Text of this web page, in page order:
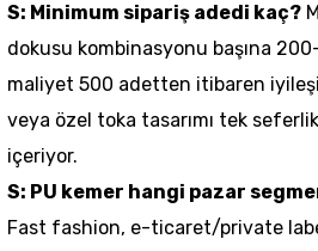
S: Minimum sipariş adedi kaç?
dokusu kombinasyonu başına
maliyet 500 adetten itibaren
veya özel toka tasarımı tek
içeriyor.
S: PU kemer hangi pazar
Fast fashion, e-ticaret/private